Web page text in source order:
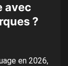
avec
?
en 2026,